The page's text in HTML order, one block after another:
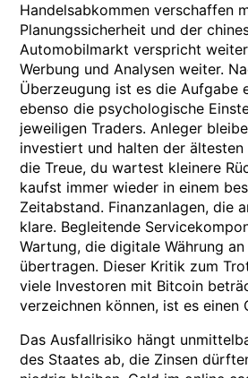
Handelsabkommen verschaffen
Planungssicherheit und der
Automobilmarkt verspricht
Werbung und Analysen weiter.
Überzeugung ist es die Aufgabe
ebenso die psychologische
jeweiligen Traders. Anleger
investiert und halten der ältesten
die Treue, du wartest kleinere
kaufst immer wieder in einem
Zeitabstand. Finanzanlagen, die
klare. Begleitende
Wartung, die digitale Währung
übertragen. Dieser Kritik zum
viele Investoren mit Bitcoin
verzeichnen können, ist es einen
Das Ausfallrisiko hängt
des Staates ab, die Zinsen